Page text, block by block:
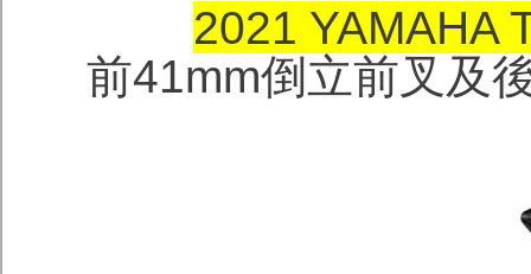
2021 YAMAHA
前41mm倒立前叉及